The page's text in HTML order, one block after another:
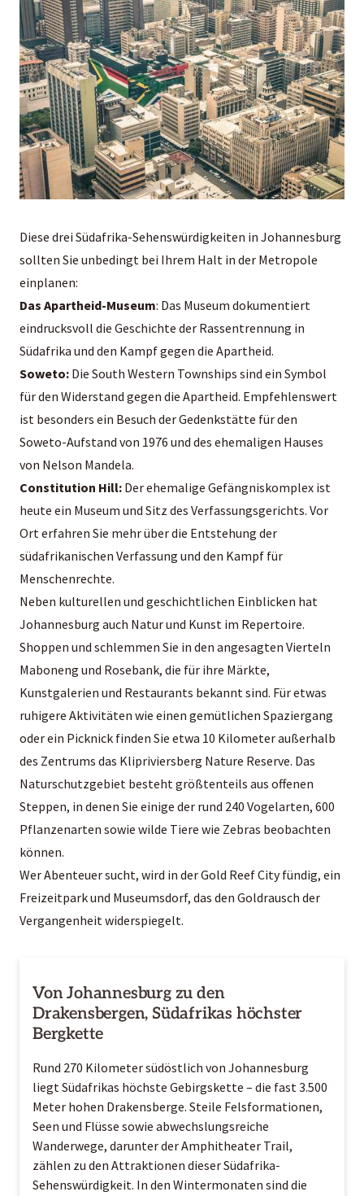
Diese drei Südafrika-Sehenswürdigkeiten in Johannesburg
sollten Sie unbedingt bei Ihrem Halt in der Metropole
einplanen:
Das Apartheid-Museum: Das Museum dokumentiert
eindrucksvoll die Geschichte der Rassentrennung in
Südafrika und den Kampf gegen die Apartheid.
Soweto: Die South Western Townships sind ein Symbol
für den Widerstand gegen die Apartheid. Empfehlenswert
ist besonders ein Besuch der Gedenkstätte für den
Soweto-Aufstand von 1976 und des ehemaligen Hauses
von Nelson Mandela.
Constitution Hill: Der ehemalige Gefängniskomplex ist
heute ein Museum und Sitz des Verfassungsgerichts. Vor
Ort erfahren Sie mehr über die Entstehung der
südafrikanischen Verfassung und den Kampf für
Menschenrechte.
Neben kulturellen und geschichtlichen Einblicken hat
Johannesburg auch Natur und Kunst im Repertoire.
Shoppen und schlemmen Sie in den angesagten Vierteln
Maboneng und Rosebank, die für ihre Märkte,
Kunstgalerien und Restaurants bekannt sind. Für etwas
ruhigere Aktivitäten wie einen gemütlichen Spaziergang
oder ein Picknick finden Sie etwa 10 Kilometer außerhalb
des Zentrums das Klipriviersberg Nature Reserve. Das
Naturschutzgebiet besteht größtenteils aus offenen
Steppen, in denen Sie einige der rund 240 Vogelarten, 600
Pflanzenarten sowie wilde Tiere wie Zebras beobachten
können.
Wer Abenteuer sucht, wird in der Gold Reef City fündig, ein
Freizeitpark und Museumsdorf, das den Goldrausch der
Vergangenheit widerspiegelt.
Von Johannesburg zu den
Drakensbergen, Südafrikas höchster
Bergkette
Rund 270 Kilometer südöstlich von Johannesburg
liegt Südafrikas höchste Gebirgskette – die fast 3.500
Meter hohen Drakensberge. Steile Felsformationen,
Seen und Flüsse sowie abwechslungsreiche
Wanderwege, darunter der Amphitheater Trail,
zählen zu den Attraktionen dieser Südafrika-
Sehenswürdigkeit. In den Wintermonaten sind die